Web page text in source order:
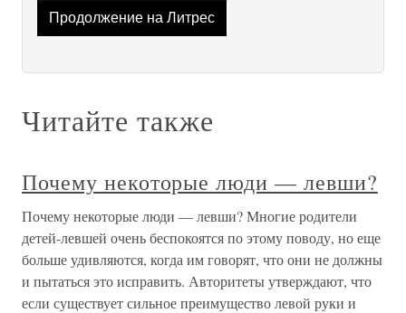
Продолжение на Литрес
Читайте также
Почему некоторые люди — левши?
Почему некоторые люди — левши? Многие родители
детей-левшей очень беспокоятся по этому поводу, но еще
больше удивляются, когда им говорят, что они не должны
и пытаться это исправить. Авторитеты утверждают, что
если существует сильное преимущество левой руки и